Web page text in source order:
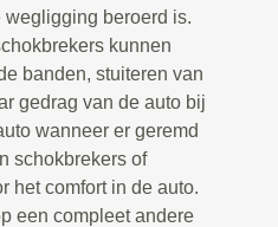
beroerd is.
kunnen
banden, stuiteren van
gedrag van de auto bij
wanneer er geremd
schokbrekers of
het comfort in de auto.
een compleet andere